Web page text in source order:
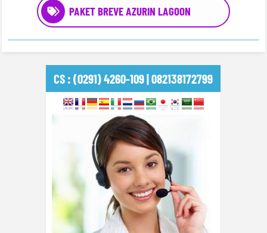
PAKET BREVE AZURIN LAGOON
CS : (0291) 4260-109 | 082138172799